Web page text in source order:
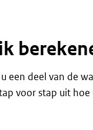
een deel van de
voor stap uit hoe